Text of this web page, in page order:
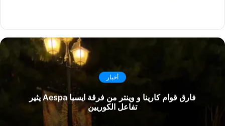
أخبار
فارق قوام كارينا و وينتر من فرقة ايسبا Aespa يثير
تفاعل الكوريين